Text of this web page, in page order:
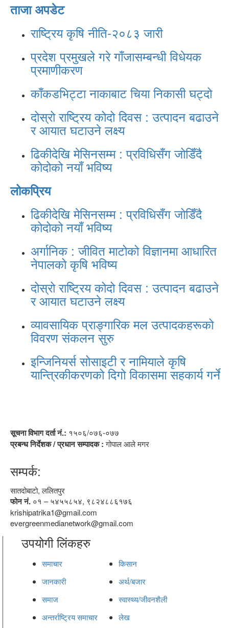
ताजा अपडेट
राष्ट्रिय कृषि नीति-२०८३ जारी
प्रदेश प्रमुखले गरे गाँजासम्बन्धी विधेयक
प्रमाणीकरण
काँकडभिट्टा नाकाबाट चिया निकासी घट्दो
दोस्रो राष्ट्रिय कोदो दिवस : उत्पादन बढाउने
र आयात घटाउने लक्ष्य
ढिकीदेखि मेसिनसम्म : प्रविधिसँग जोडिँदै
कोदोको नयाँ भविष्य
लोकप्रिय
ढिकीदेखि मेसिनसम्म : प्रविधिसँग जोडिँदै
कोदोको नयाँ भविष्य
अर्गानिक : जीवित माटोको विज्ञानमा आधारित
नेपालको कृषि भविष्य
दोस्रो राष्ट्रिय कोदो दिवस : उत्पादन बढाउने
र आयात घटाउने लक्ष्य
व्यावसायिक प्राङ्गारिक मल उत्पादकहरूको
विवरण संकलन सुरु
इन्जिनियर्स सोसाइटी र नामियाले कृषि
यान्त्रिकीकरणको दिगो विकासमा सहकार्य गर्ने
सूचना विभाग दर्ता नं.: १५०६/०७६-०७७
प्रबन्ध निर्देशक / प्रधान सम्पादक :गोपाल आले मगर
सम्पर्क:
सातदोबाटो, ललितपुर
फोन नं. ०१ – ५४५५८५४, ९८२४८८६१७६
krishipatrika1@gmail.com
evergreenmedianetwork@gmail.com
उपयोगी लिंकहरु
समाचार
किसान
जानकारी
अर्थ/बजार
समाज
स्वास्थ्य/जीवनशैली
अन्तर्राष्ट्रिय समाचार
लेख